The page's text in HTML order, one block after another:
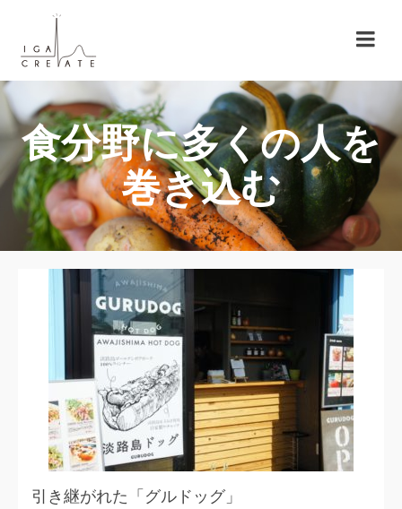
​食分野に多くの人を
巻き込む
引き継がれた「グルドッグ」